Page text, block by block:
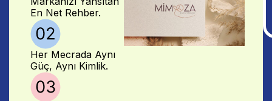
En Net Rehber.
Her Mecrada Aynı
Güç, Aynı Kimlik.